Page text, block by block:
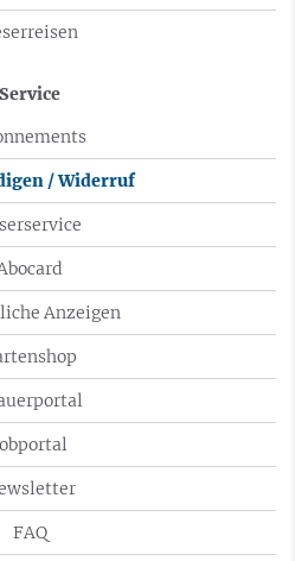
Service
/ Widerruf
Anzeigen
FAQ